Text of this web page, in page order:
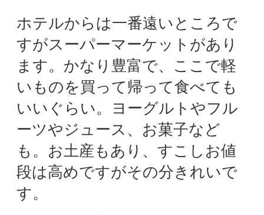
ホテルからは一番遠いところで
すがスーパーマーケットがあり
ます。かなり豊富で、ここで軽
いものを買って帰って食べても
いいぐらい。ヨーグルトやフル
ーツやジュース、お菓子など
も。お土産もあり、すこしお値
段は高めですがその分きれいで
す。